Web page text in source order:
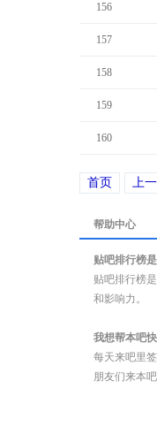
156
157
158
159
160
首页 上
帮助中心
贴吧排行榜
贴吧排行榜
和影响力。
我想帮本吧
每天来吧里
朋友们来本